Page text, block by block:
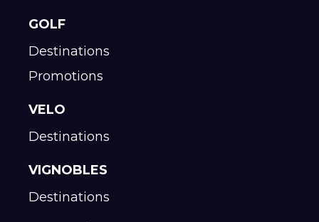
GOLF
Destinations
Promotions
VELO
Destinations
VIGNOBLES
Destinations